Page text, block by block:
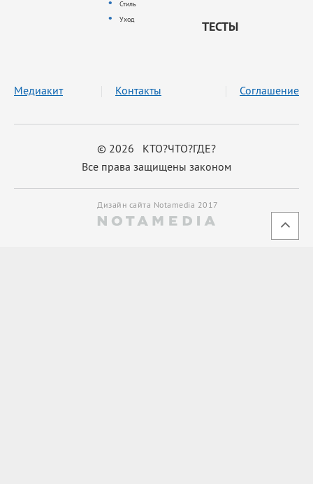
Стиль
Уход
ТЕСТЫ
© 2026 КТО?ЧТО?ГДЕ?
Все права защищены законом
Медиакит Контакты Соглашение
Дизайн сайта Notamedia 2017